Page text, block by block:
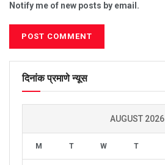
Notify me of new posts by email.
दिनांक प्रमाणे न्यूस
AUGUST 2026
M T W T